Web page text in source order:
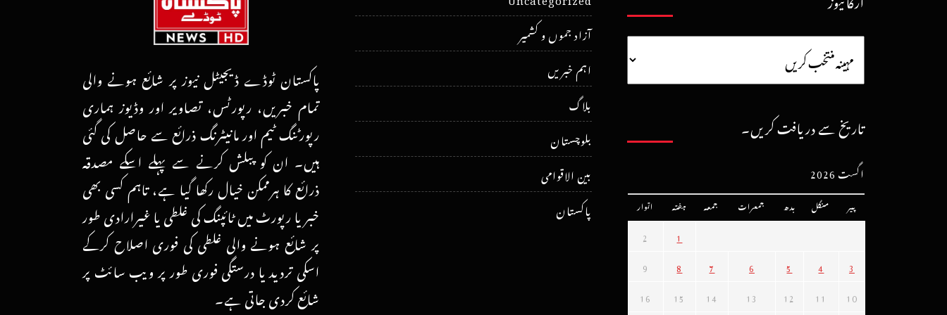
پاکستان ٹوڈے ڈیجیٹل نیوز پر شائع ہونے والی
تمام خبریں، رپورٹس، تصاویر اور وڈیوز ہماری
رپورٹنگ ٹیم اور مانیٹرنگ ذرائع سے حاصل کی گئی
ہیں۔ ان کو پبلش کرنے سے پہلے اسکے مصدقہ
ذرائع کا ہرممکن خیال رکھا گیا ہے، تاہم کسی بھی
خبر یا رپورٹ میں ٹائپنگ کی غلطی یا غیرارادی طور
پر شائع ہونے والی غلطی کی فوری اصلاح کرکے
اسکی تردید یا درستگی فوری طور پر ویب سائٹ پر
شائع کردی جاتی ہے۔
آزاد جموں و کشمیر
اہم خبریں
بلاگ
بلوچستان
بین الاقوامی
پاکستان
تاریخ سے دریافت کریں۔
اگست 2026
پیر منگل بدھ جمعرات جمعہ ہفتہ اتوار
1
2
3
4
5
6
7
8
9
10
11
12
13
14
15
16